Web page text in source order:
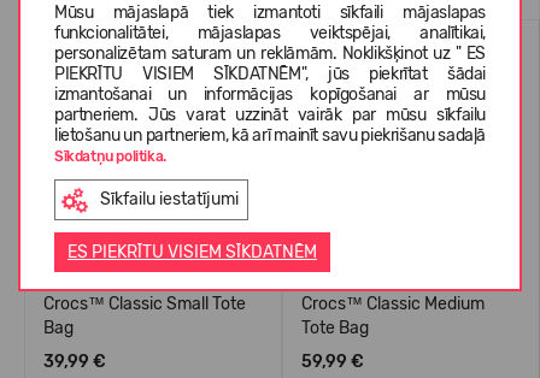
Mūsu mājaslapā tiek izmantoti sīkfaili mājaslapas
funkcionalitātei, mājaslapas veiktspējai, analītikai,
personalizētam saturam un reklāmām. Noklikšķinot uz " ES
PIEKRĪTU VISIEM SĪKDATNĒM", jūs piekrītat šādai
izmantošanai un informācijas kopīgošanai ar mūsu
partneriem. Jūs varat uzzināt vairāk par mūsu sīkfailu
lietošanu un partneriem, kā arī mainīt savu piekrišanu sadaļā
Sīkdatņu politika.
Sīkfailu iestatījumi
ES PIEKRĪTU VISIEM SĪKDATNĒM
Crocs™ Classic Small Tote
Bag
39,99 €
Crocs™ Classic Medium
Tote Bag
59,99 €